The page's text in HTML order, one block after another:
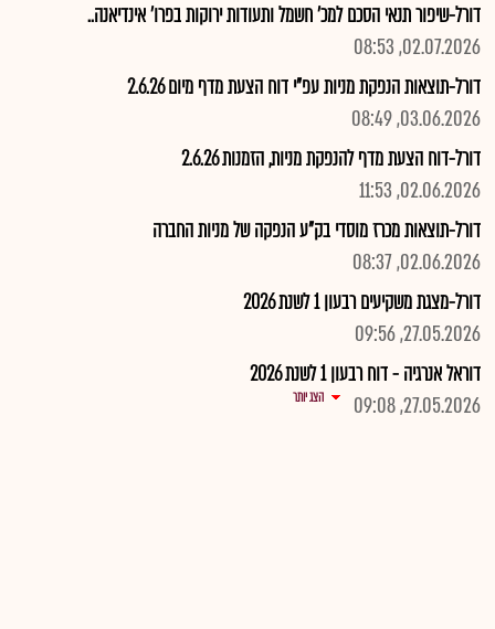
דורל-שיפור תנאי הסכם למכ' חשמל ותעודות ירוקות בפרו' אינדיאנה..
02.07.2026, 08:53
דורל-תוצאות הנפקת מניות עפ"י דוח הצעת מדף מיום 2.6.26
03.06.2026, 08:49
דורל-דוח הצעת מדף להנפקת מניות, הזמנות 2.6.26
02.06.2026, 11:53
דורל-תוצאות מכרז מוסדי בק"ע הנפקה של מניות החברה
02.06.2026, 08:37
דורל-מצגת משקיעים רבעון 1 לשנת 2026
27.05.2026, 09:56
דוראל אנרגיה - דוח רבעון 1 לשנת 2026
27.05.2026, 09:08
הצג יותר